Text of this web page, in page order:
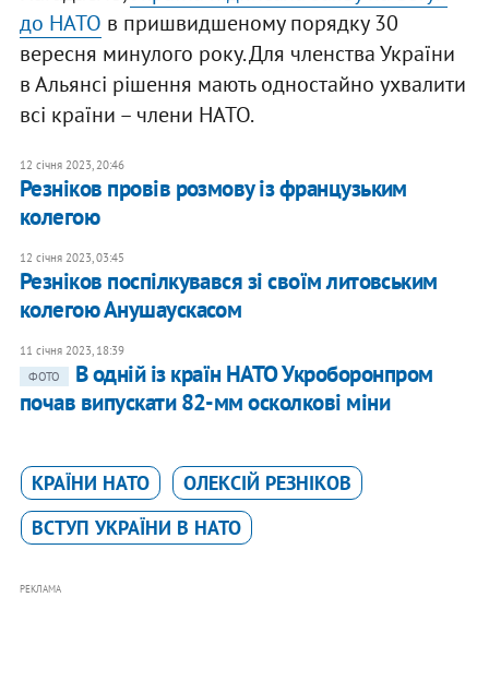
до НАТО в пришвидшеному порядку 30
вересня минулого року. Для членства України
в Альянсі рішення мають одностайно ухвалити
всі країни – члени НАТО.
12 січня 2023, 20:46
Резніков провів розмову із французьким
колегою
12 січня 2023, 03:45
Резніков поспілкувався зі своїм литовським
колегою Анушаускасом
11 січня 2023, 18:39
ФОТО
В одній із країн НАТО Укроборонпром
почав випускати 82-мм осколкові міни
КРАЇНИ НАТО
ОЛЕКСІЙ РЕЗНІКОВ
ВСТУП УКРАЇНИ В НАТО
РЕКЛАМА